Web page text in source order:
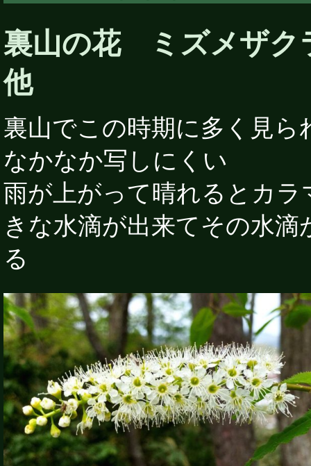
裏山の花 ミズメザク
他
裏山でこの時期に多く見
なかなか写しにくい
雨が上がって晴れるとカ
きな水滴が出来てその水
る